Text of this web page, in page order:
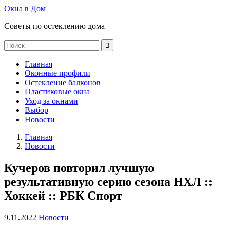
Окна в Дом
Советы по остеклению дома
Главная
Оконные профили
Остекление балконов
Пластиковые окна
Уход за окнами
Выбор
Новости
Главная
Новости
Кучеров повторил лучшую
результативную серию сезона НХЛ ::
Хоккей :: РБК Спорт
9.11.2022 Новости